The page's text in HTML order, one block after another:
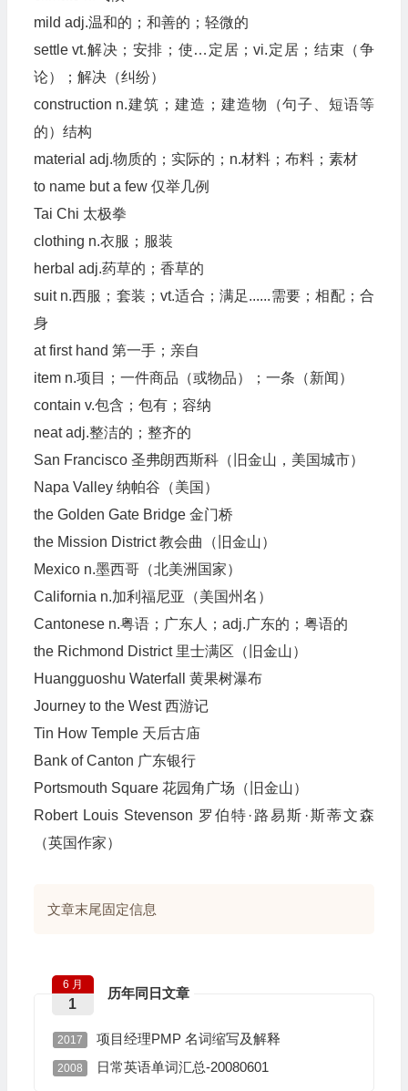
mild adj.温和的；和善的；轻微的
settle vt.解决；安排；使…定居；vi.定居；结束（争
论）；解决（纠纷）
construction n.建筑；建造；建造物（句子、短语等
的）结构
material adj.物质的；实际的；n.材料；布料；素材
to name but a few 仅举几例
Tai Chi 太极拳
clothing n.衣服；服装
herbal adj.药草的；香草的
suit n.西服；套装；vt.适合；满足......需要；相配；合
身
at first hand 第一手；亲自
item n.项目；一件商品（或物品）；一条（新闻）
contain v.包含；包有；容纳
neat adj.整洁的；整齐的
San Francisco 圣弗朗西斯科（旧金山，美国城市）
Napa Valley 纳帕谷（美国）
the Golden Gate Bridge 金门桥
the Mission District 教会曲（旧金山）
Mexico n.墨西哥（北美洲国家）
California n.加利福尼亚（美国州名）
Cantonese n.粤语；广东人；adj.广东的；粤语的
the Richmond District 里士满区（旧金山）
Huangguoshu Waterfall 黄果树瀑布
Journey to the West 西游记
Tin How Temple 天后古庙
Bank of Canton 广东银行
Portsmouth Square 花园角广场（旧金山）
Robert Louis Stevenson 罗伯特·路易斯·斯蒂文森
（英国作家）
文章末尾固定信息
历年同日文章
6 月
1
2017 项目经理PMP 名词缩写及解释
2008 日常英语单词汇总-20080601